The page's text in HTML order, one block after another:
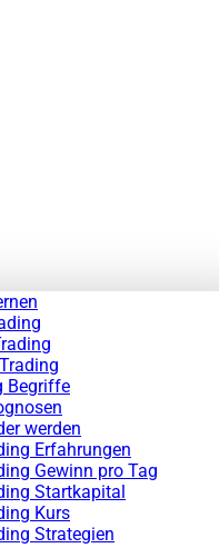
Begriffe
werden
Erfahrungen
Gewinn pro Tag
Startkapital
Kurs
Strategien